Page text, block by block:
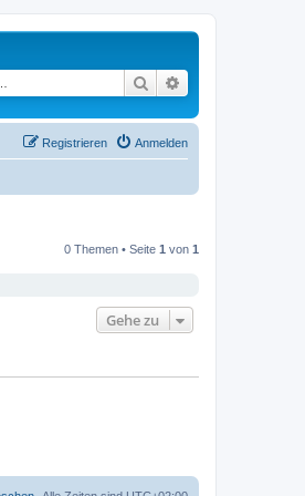
Suche
Anmelden
Registrieren
0 Themen • Seite 1 von 1
Gehe zu